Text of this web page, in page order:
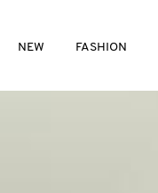
NEW FASHION